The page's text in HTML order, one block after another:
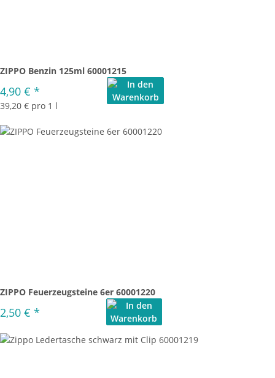
ZIPPO Benzin 125ml 60001215
4,90 € *
39,20 € pro 1 l
ZIPPO Feuerzeugsteine 6er 60001220
2,50 € *